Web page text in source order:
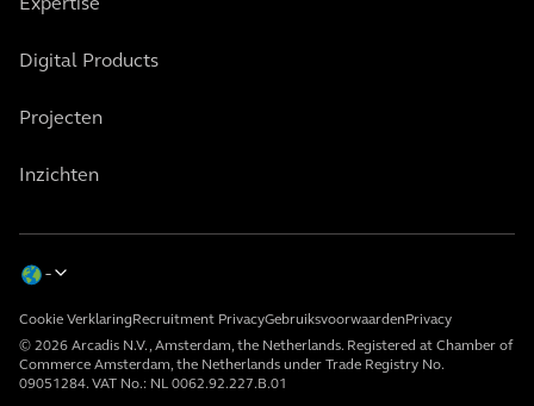
Expertise
Digital Products
Projecten
Inzichten
© 2026 Arcadis N.V., Amsterdam, the Netherlands. Registered at Chamber of
Commerce Amsterdam, the Netherlands under Trade Registry No.
09051284. VAT No.: NL 0062.92.227.B.01
Cookie Verklaring Recruitment PrivacyGebruiksvoorwaardenPrivacy